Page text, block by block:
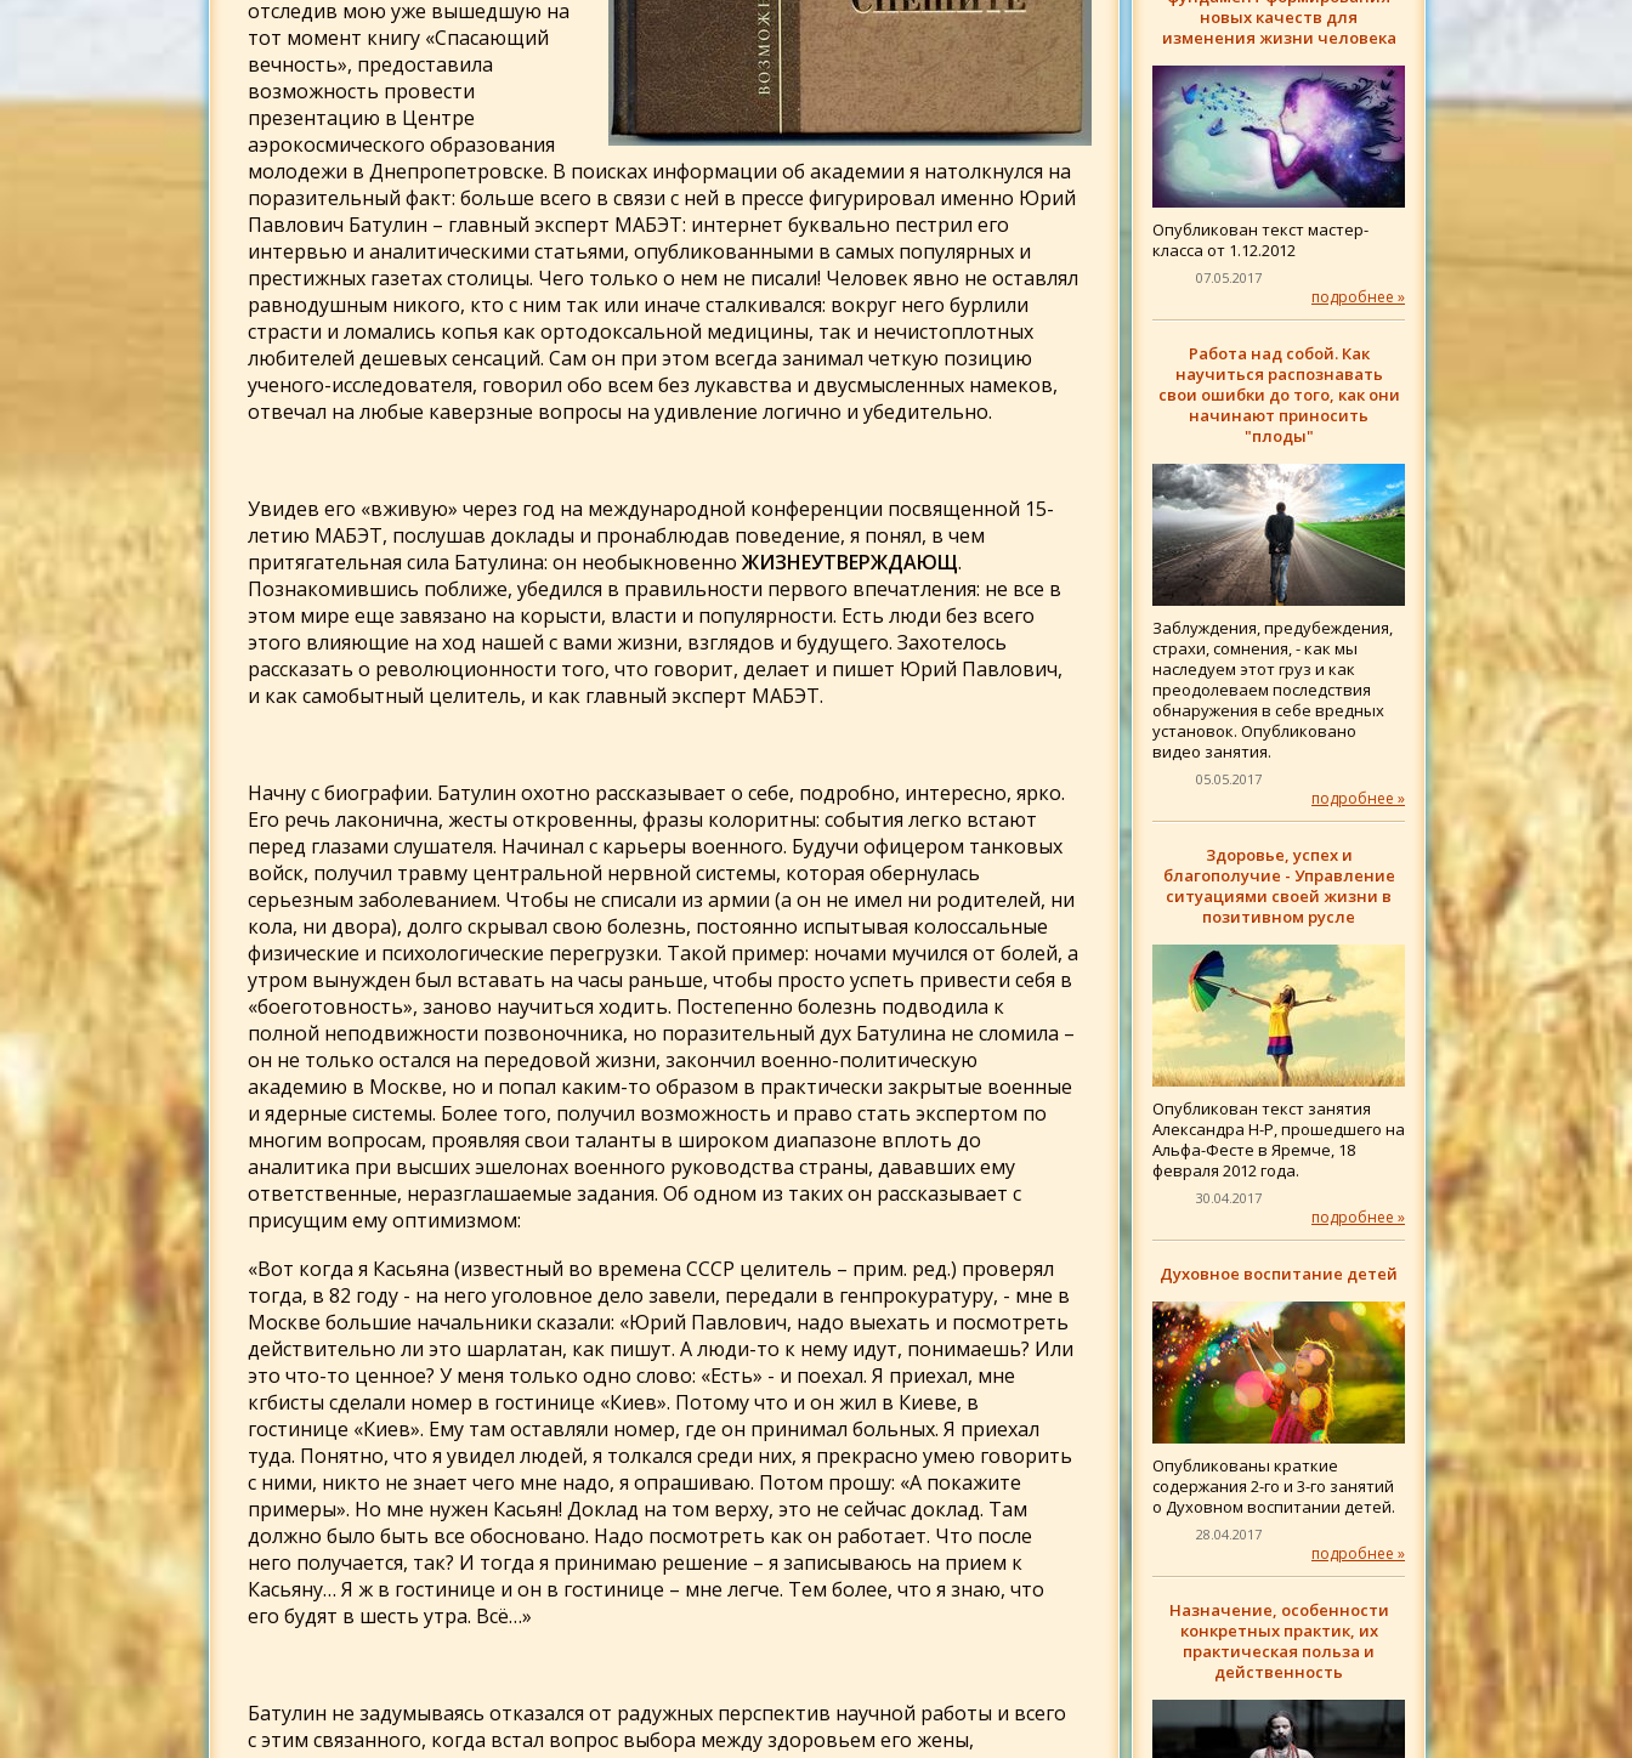
новых качеств для
изменения жизни человека
Опубликован текст мастер-
класса от 1.12.2012
07.05.2017
подробнее »
Работа над собой. Как
научиться распознавать
свои ошибки до того, как они
начинают приносить
"плоды"
Заблуждения, предубеждения,
страхи, сомнения, - как мы
наследуем этот груз и как
преодолеваем последствия
обнаружения в себе вредных
установок. Опубликовано
видео занятия.
05.05.2017
подробнее »
Здоровье, успех и
благополучие - Управление
ситуациями своей жизни в
позитивном русле
Опубликован текст занятия
Александра Н-Р, прошедшего на
Альфа-Фесте в Яремче, 18
февраля 2012 года.
30.04.2017
подробнее »
Духовное воспитание детей
Опубликованы краткие
содержания 2-го и 3-го занятий
о Духовном воспитании детей.
28.04.2017
подробнее »
Назначение, особенности
конкретных практик, их
практическая польза и
действенность
отследив мою уже вышедшую на
тот момент книгу «Спасающий
вечность», предоставила
возможность провести
презентацию в Центре
аэрокосмического образования
молодежи в Днепропетровске. В поисках информации об академии я натолкнулся на
поразительный факт: больше всего в связи с ней в прессе фигурировал именно Юрий
Павлович Батулин – главный эксперт МАБЭТ: интернет буквально пестрил его
интервью и аналитическими статьями, опубликованными в самых популярных и
престижных газетах столицы. Чего только о нем не писали! Человек явно не оставлял
равнодушным никого, кто с ним так или иначе сталкивался: вокруг него бурлили
страсти и ломались копья как ортодоксальной медицины, так и нечистоплотных
любителей дешевых сенсаций. Сам он при этом всегда занимал четкую позицию
ученого-исследователя, говорил обо всем без лукавства и двусмысленных намеков,
отвечал на любые каверзные вопросы на удивление логично и убедительно.
Увидев его «вживую» через год на международной конференции посвященной 15-
летию МАБЭТ, послушав доклады и пронаблюдав поведение, я понял, в чем
притягательная сила Батулина: он необыкновенно ЖИЗНЕУТВЕРЖДАЮЩ.
Познакомившись поближе, убедился в правильности первого впечатления: не все в
этом мире еще завязано на корысти, власти и популярности. Есть люди без всего
этого влияющие на ход нашей с вами жизни, взглядов и будущего. Захотелось
рассказать о революционности того, что говорит, делает и пишет Юрий Павлович,
и как самобытный целитель, и как главный эксперт МАБЭТ.
Начну с биографии. Батулин охотно рассказывает о себе, подробно, интересно, ярко.
Его речь лаконична, жесты откровенны, фразы колоритны: события легко встают
перед глазами слушателя. Начинал с карьеры военного. Будучи офицером танковых
войск, получил травму центральной нервной системы, которая обернулась
серьезным заболеванием. Чтобы не списали из армии (а он не имел ни родителей, ни
кола, ни двора), долго скрывал свою болезнь, постоянно испытывая колоссальные
физические и психологические перегрузки. Такой пример: ночами мучился от болей, а
утром вынужден был вставать на часы раньше, чтобы просто успеть привести себя в
«боеготовность», заново научиться ходить. Постепенно болезнь подводила к
полной неподвижности позвоночника, но поразительный дух Батулина не сломила –
он не только остался на передовой жизни, закончил военно-политическую
академию в Москве, но и попал каким-то образом в практически закрытые военные
и ядерные системы. Более того, получил возможность и право стать экспертом по
многим вопросам, проявляя свои таланты в широком диапазоне вплоть до
аналитика при высших эшелонах военного руководства страны, дававших ему
ответственные, неразглашаемые задания. Об одном из таких он рассказывает с
присущим ему оптимизмом:
«Вот когда я Касьяна (известный во времена СССР целитель – прим. ред.) проверял
тогда, в 82 году - на него уголовное дело завели, передали в генпрокуратуру, - мне в
Москве большие начальники сказали: «Юрий Павлович, надо выехать и посмотреть
действительно ли это шарлатан, как пишут. А люди-то к нему идут, понимаешь? Или
это что-то ценное? У меня только одно слово: «Есть» - и поехал. Я приехал, мне
кгбисты сделали номер в гостинице «Киев». Потому что и он жил в Киеве, в
гостинице «Киев». Ему там оставляли номер, где он принимал больных. Я приехал
туда. Понятно, что я увидел людей, я толкался среди них, я прекрасно умею говорить
с ними, никто не знает чего мне надо, я опрашиваю. Потом прошу: «А покажите
примеры». Но мне нужен Касьян! Доклад на том верху, это не сейчас доклад. Там
должно было быть все обосновано. Надо посмотреть как он работает. Что после
него получается, так? И тогда я принимаю решение – я записываюсь на прием к
Касьяну… Я ж в гостинице и он в гостинице – мне легче. Тем более, что я знаю, что
его будят в шесть утра. Всё…»
Батулин не задумываясь отказался от радужных перспектив научной работы и всего
с этим связанного, когда встал вопрос выбора между здоровьем его жены,